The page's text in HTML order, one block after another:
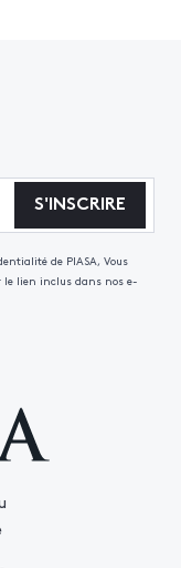
S'INSCRIRE
de PIASA, Vous
le lien inclus dans nos e-